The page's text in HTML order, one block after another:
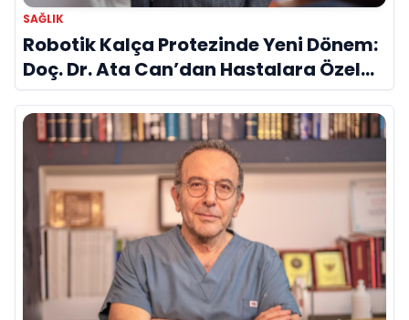
SAĞLIK
Robotik Kalça Protezinde Yeni Dönem:
Doç. Dr. Ata Can’dan Hastalara Özel
Cerrahi Planlama